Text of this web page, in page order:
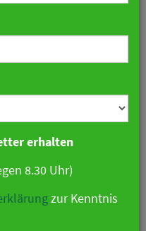
wird neues
Hotel
erhalten
8.30 Uhr)
zur Kenntnis